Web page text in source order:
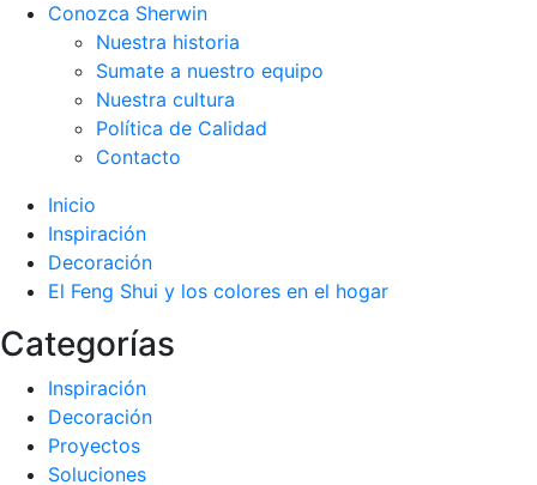
Conozca Sherwin
Nuestra historia
Sumate a nuestro equipo
Nuestra cultura
Política de Calidad
Contacto
Inicio
Inspiración
Decoración
El Feng Shui y los colores en el hogar
Categorías
Inspiración
Decoración
Proyectos
Soluciones